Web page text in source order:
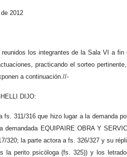
2012
los integrantes de la Sala VI a
practicando el sorteo
a continuación.//-
DIJO:
fs. 311/316 que hizo lugar a la demanda
demandada EQUIPAIRE OBRA Y
320; la parte actora a fs. 326/327 y su
la perito psicóloga (fs. 325)) y los